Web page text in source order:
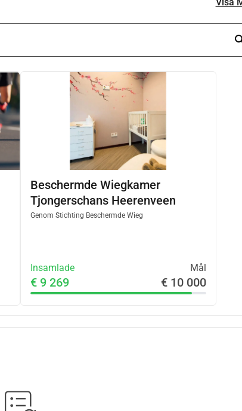
Beschermde Wiegkamer
Tjongerschans Heerenveen
Genom Stichting Beschermde Wieg
Insamlade Mål
€ 9 269 € 10 000